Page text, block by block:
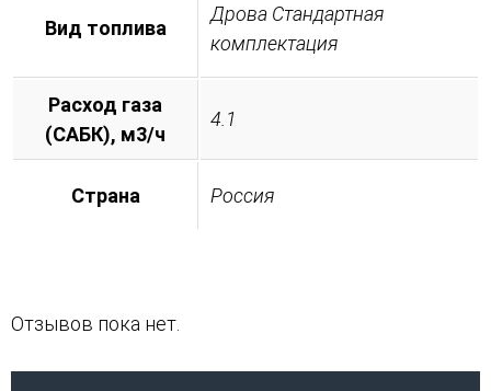
Вид топлива
Дрова Стандартная
комплектация
Расход газа
(САБК), м3/ч
4.1
Страна Россия
Отзывов пока нет.